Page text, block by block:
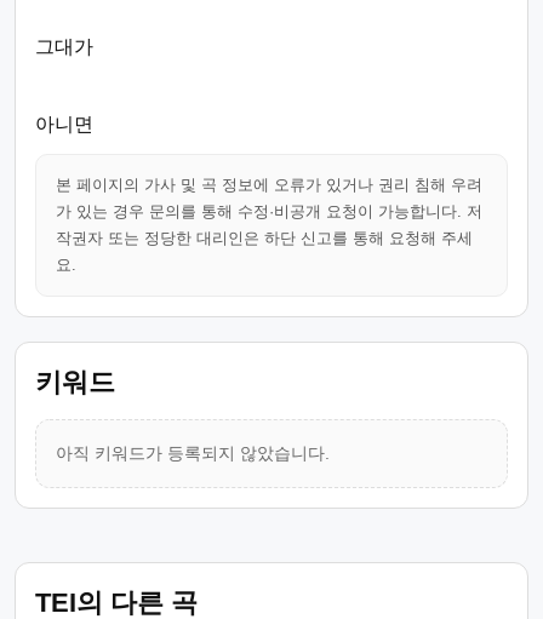
그대가
아니면
본 페이지의 가사 및 곡 정보에 오류가 있거나 권리 침해 우려
가 있는 경우 문의를 통해 수정·비공개 요청이 가능합니다. 저
작권자 또는 정당한 대리인은 하단 신고를 통해 요청해 주세
요.
키워드
아직 키워드가 등록되지 않았습니다.
TEI의 다른 곡